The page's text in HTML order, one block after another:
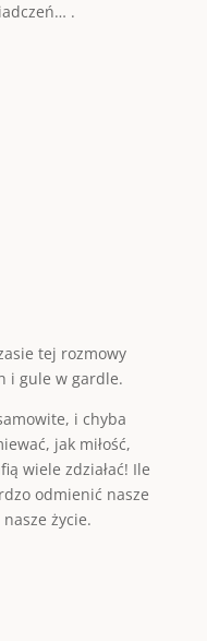
.
tej rozmowy
i gule w gardle.
i chyba
jak miłość,
wiele zdziałać! Ile
odmienić nasze
życie.